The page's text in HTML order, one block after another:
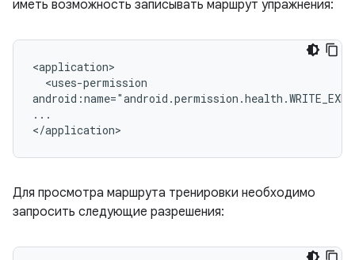
иметь возможность записывать маршрут упражнения:
<uses-permission
...
Для просмотра маршрута тренировки необходимо
запросить следующие разрешения: